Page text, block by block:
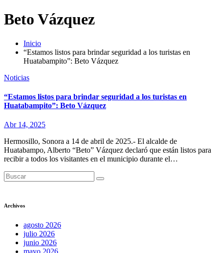
Beto Vázquez
Inicio
“Estamos listos para brindar seguridad a los turistas en
Huatabampito”: Beto Vázquez
Noticias
“Estamos listos para brindar seguridad a los turistas en
Huatabampito”: Beto Vázquez
Abr 14, 2025
Hermosillo, Sonora a 14 de abril de 2025.- El alcalde de
Huatabampo, Alberto “Beto” Vázquez declaró que están listos para
recibir a todos los visitantes en el municipio durante el…
Archivos
agosto 2026
julio 2026
junio 2026